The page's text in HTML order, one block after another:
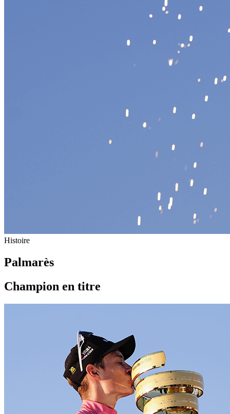
Histoire
Palmarès
Champion en titre